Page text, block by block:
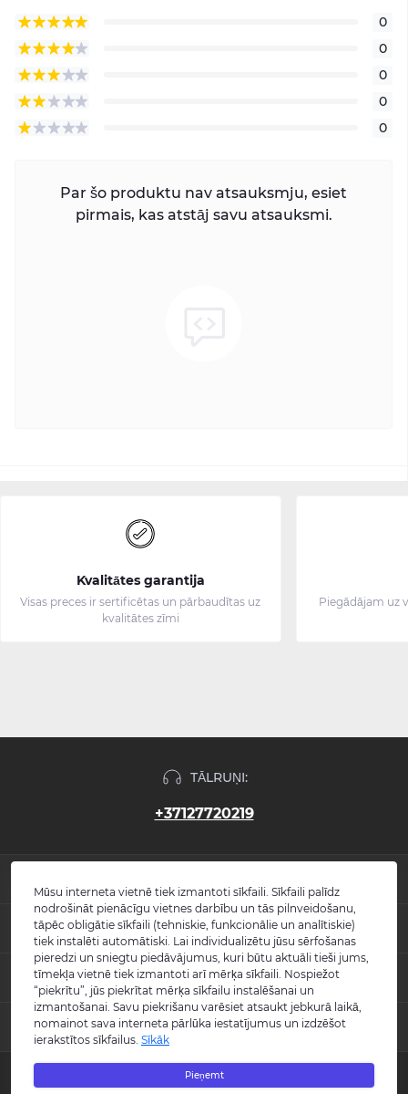
0
0
0
0
0
Par šo produktu nav atsauksmju, esiet
pirmais, kas atstāj savu atsauksmi.
Kvalitātes garantija
Visas preces ir sertificētas un pārbaudītas uz
kvalitātes zīmi
Piegādājam uz
TĀLRUŅI:
+37127720219
Jaunumi
Atsauksmes
Kontakti
Vietnes karte
Ražotāji
Īpašais piedāvājums
POPULĀRS
Izlietnes
Vannas
Maisītāji
Tualetes podi
KONTAKTI UN ADRESE
info@burlington.eu
P. 09:00 - 17:00
O. 09:00 - 17:00
C. 09:00 - 17:00
MESENDŽERI
WhatsApp
Copyright © 2008 - 2026 SIA "Burlington" - Visas tiesības aizsargātas.
Mūsu interneta vietnē tiek izmantoti sīkfaili. Sīkfaili palīdz
nodrošināt pienācīgu vietnes darbību un tās pilnveidošanu,
tāpēc obligātie sīkfaili (tehniskie, funkcionālie un analītiskie)
tiek instalēti automātiski. Lai individualizētu jūsu sērfošanas
pieredzi un sniegtu piedāvājumus, kuri būtu aktuāli tieši jums,
tīmekļa vietnē tiek izmantoti arī mērķa sīkfaili. Nospiežot
“piekrītu”, jūs piekrītat mērķa sīkfailu instalēšanai un
izmantošanai. Savu piekrišanu varēsiet atsaukt jebkurā laikā,
nomainot sava interneta pārlūka iestatījumus un izdzēšot
ierakstītos sīkfailus. Sīkāk
Pieņemt